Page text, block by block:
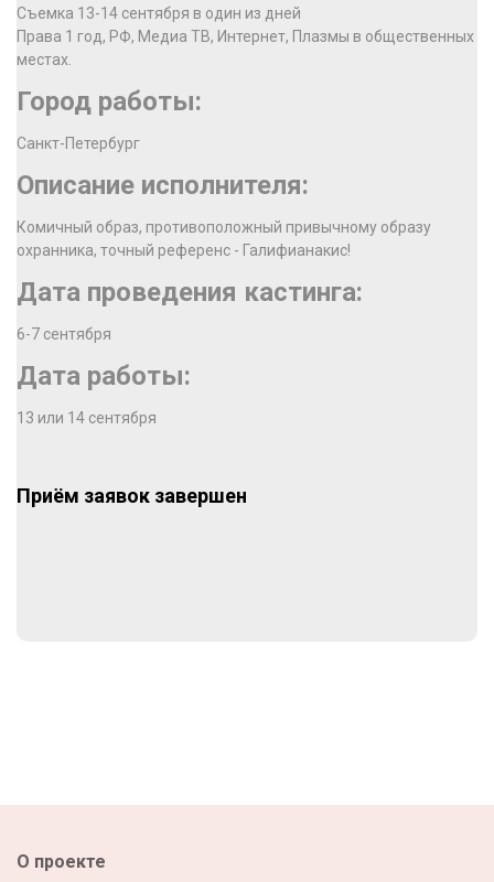
Съемка 13-14 сентября в один из дней
Права 1 год, РФ, Медиа ТВ, Интернет, Плазмы в общественных
местах.
Город работы:
Санкт-Петербург
Описание исполнителя:
Комичный образ, противоположный привычному образу
охранника, точный референс - Галифианакис!
Дата проведения кастинга:
6-7 сентября
Дата работы:
13 или 14 сентября
Приём заявок завершен
О проекте